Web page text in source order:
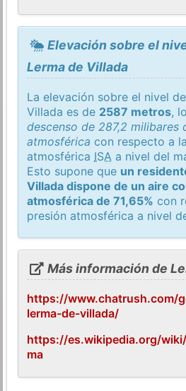
Elevación sobre el
Lerma de Villada
La elevación sobre el nivel
Villada es de 2587 metros,
descenso de 287,2 milibares
atmosférica con respecto a
atmosférica ISA a nivel del
Esto supone que un
Villada dispone de un aire
atmosférica de 71,65% con
presión atmosférica a nivel
Más información de
https://www.chatrush.com/
lerma-de-villada/
https://es.wikipedia.org/
ma